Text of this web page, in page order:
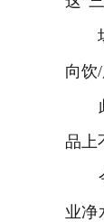
场
向饮/
此
品上
今
业净